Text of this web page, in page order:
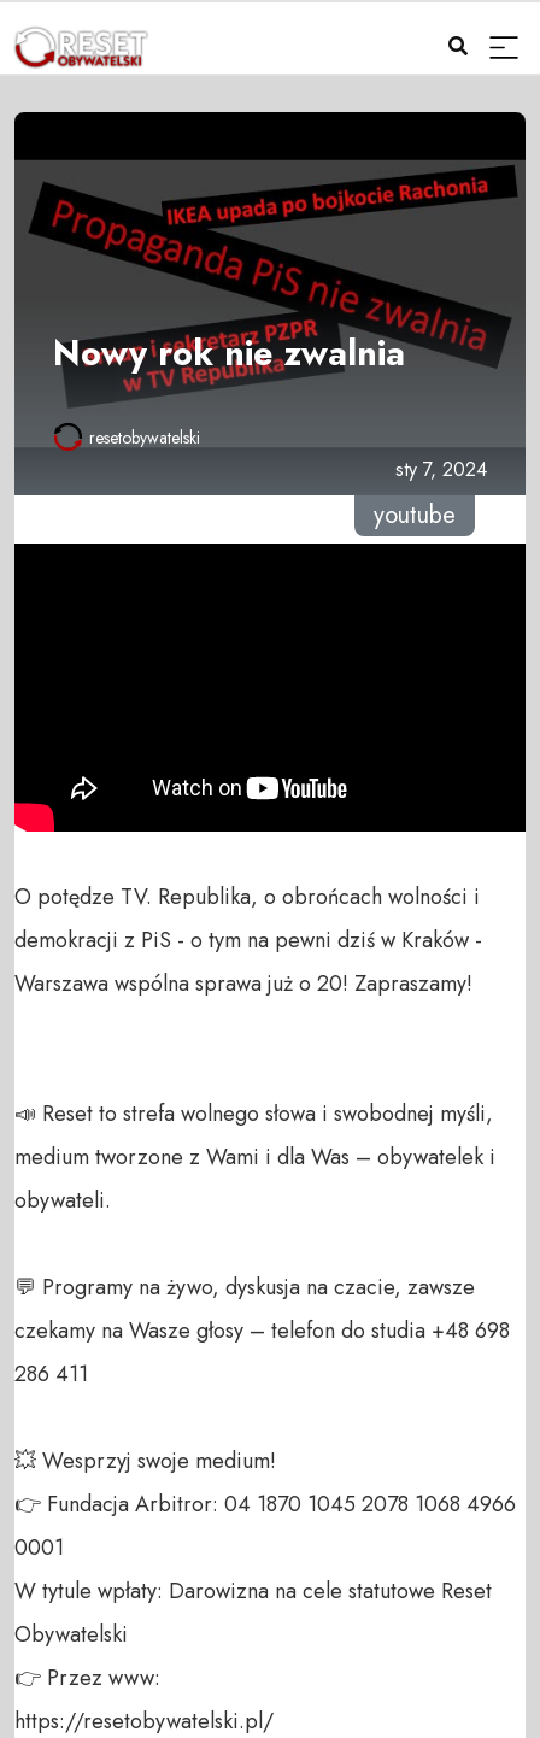
Nowy rok nie zwalnia
resetobywatelski
sty 7, 2024
youtube
O potędze TV. Republika, o obrońcach wolności i
demokracji z PiS - o tym na pewni dziś w Kraków -
Warszawa wspólna sprawa już o 20! Zapraszamy!
📣 Reset to strefa wolnego słowa i swobodnej myśli,
medium tworzone z Wami i dla Was – obywatelek i
obywateli.
💬 Programy na żywo, dyskusja na czacie, zawsze
czekamy na Wasze głosy – telefon do studia +48 698
286 411
💥 Wesprzyj swoje medium!
👉 Fundacja Arbitror: 04 1870 1045 2078 1068 4966
0001
W tytule wpłaty: Darowizna na cele statutowe Reset
Obywatelski
👉 Przez www:
https://resetobywatelski.pl/